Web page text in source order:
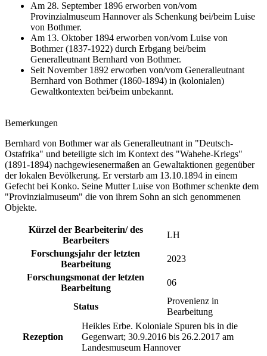
Am 28. September 1896 erworben von/vom
Provinzialmuseum Hannover als Schenkung bei/beim Luise
von Bothmer.
Am 13. Oktober 1894 erworben von/vom Luise von
Bothmer (1837-1922) durch Erbgang bei/beim
Generalleutnant Bernhard von Bothmer.
Seit November 1892 erworben von/vom Generalleutnant
Bernhard von Bothmer (1860-1894) in (kolonialen)
Gewaltkontexten bei/beim unbekannt.
Bemerkungen
Bernhard von Bothmer war als Generalleutnant in "Deutsch-
Ostafrika" und beteiligte sich im Kontext des "Wahehe-Kriegs"
(1891-1894) nachgewiesenermaßen an Gewaltaktionen gegenüber
der lokalen Bevölkerung. Er verstarb am 13.10.1894 in einem
Gefecht bei Konko. Seine Mutter Luise von Bothmer schenkte dem
"Provinzialmuseum" die von ihrem Sohn an sich genommenen
Objekte.
Kürzel der Bearbeiterin/ des
Bearbeiters
LH
Forschungsjahr der letzten
Bearbeitung
2023
Forschungsmonat der letzten
Bearbeitung
06
Status
Provenienz in
Bearbeitung
Rezeption
Heikles Erbe. Koloniale Spuren bis in die
Gegenwart; 30.9.2016 bis 26.2.2017 am
Landesmuseum Hannover